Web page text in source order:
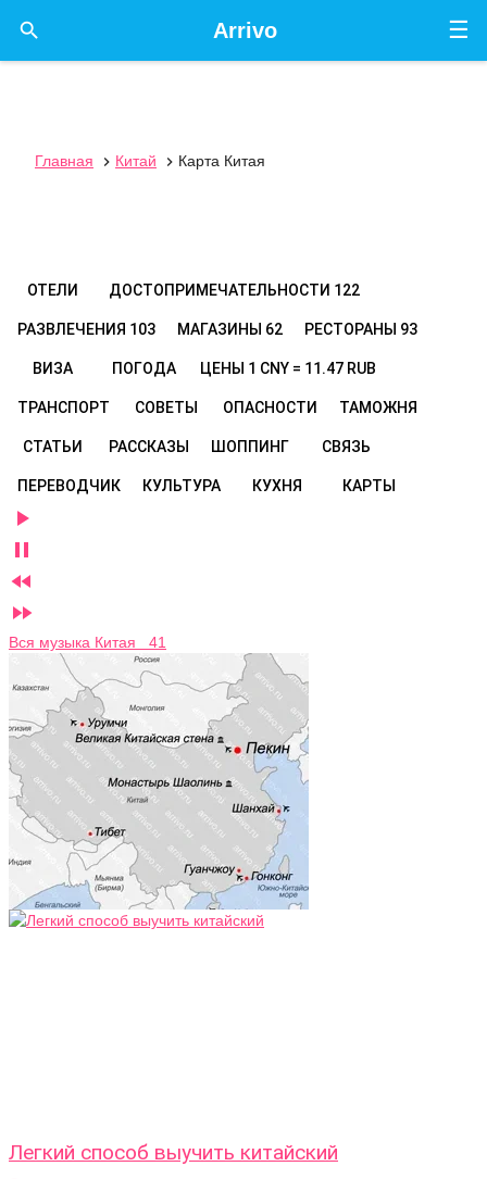
☰
Arrivo

Главная  Китай  Карта Китая
ОТЕЛИ ДОСТОПРИМЕЧАТЕЛЬНОСТИ 122
РАЗВЛЕЧЕНИЯ 103 МАГАЗИНЫ 62 РЕСТОРАНЫ 93
ВИЗА ПОГОДА ЦЕНЫ 1 CNY = 11.47 RUB
ТРАНСПОРТ СОВЕТЫ ОПАСНОСТИ ТАМОЖНЯ
СТАТЬИ РАССКАЗЫ ШОППИНГ СВЯЗЬ
ПЕРЕВОДЧИК КУЛЬТУРА КУХНЯ КАРТЫ




Вся музыка Китая 41
Легкий способ выучить китайский